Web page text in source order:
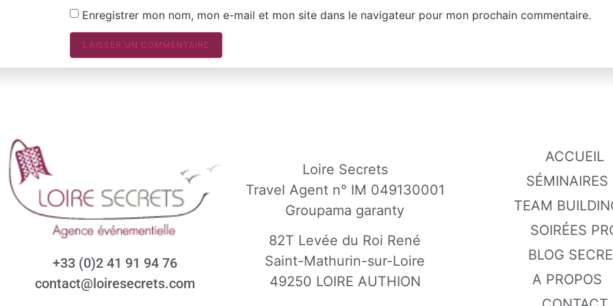
Enregistrer mon nom, mon e-mail et mon site dans le navigateur pour mon prochain commentaire.
+33 (0)2 41 91 94 76
contact@loiresecrets.com
Loire Secrets
Travel Agent n° IM 049130001
Groupama garanty
82T Levée du Roi René
Saint-Mathurin-sur-Loire
49250 LOIRE AUTHION
ACCUEIL
SÉMINAIRES
TEAM
SOIRÉES
BLOG
A PROPOS